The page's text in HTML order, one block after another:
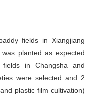
fields in Xiangjiang
planted as expected
in Changsha and
were selected and 2
plastic film cultivation)